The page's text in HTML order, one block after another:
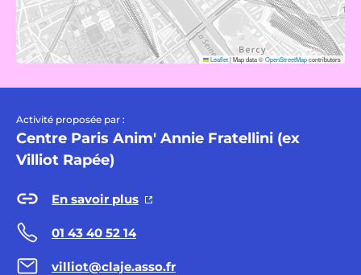
Leaflet|Map data ©OpenStreetMapcontributors
Activité proposée par :
Centre Paris Anim' Annie Fratellini (ex
Villiot Rapée)
En savoir plus
01 43 40 52 14
villiot@claje.asso.fr